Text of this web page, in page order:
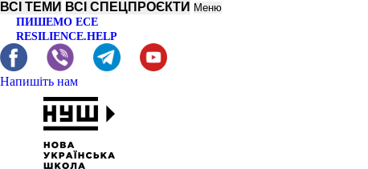
ВСІ ТЕМИ ВСІ СПЕЦПРОЄКТИ Меню
ПИШЕМО ЕСЕ
RESILIENCE.HELP
Напишіть нам